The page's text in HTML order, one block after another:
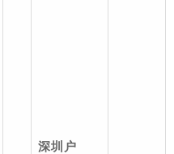
深圳户